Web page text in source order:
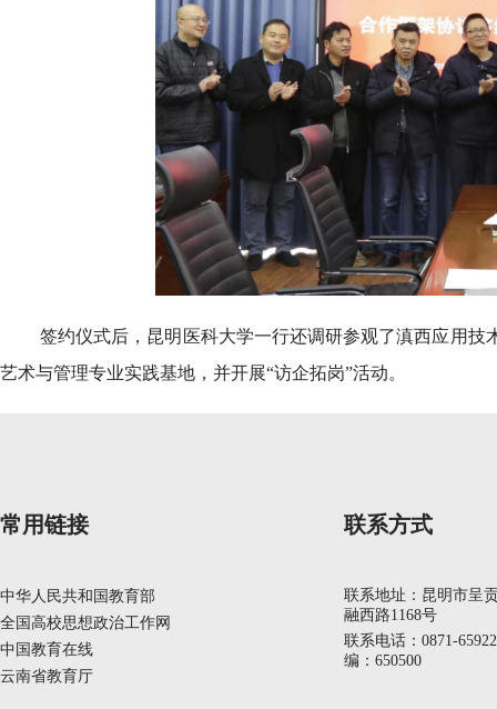
签约仪式后，昆明医科大学一行还调研参观了滇西应用
艺术与管理专业实践基地，并开展“访企拓岗”活动。
常用链接
中华人民共和国教育部
全国高校思想政治工作网
中国教育在线
云南省教育厅
联系方式
联系地址：昆明市呈
融西路1168号
联系电话：0871-
编：650500